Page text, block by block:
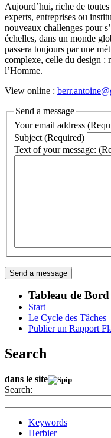
Aujourd’hui, riche de
experts, entreprises ou
nouveaux challenges pour
échelles, dans un monde
passera toujours par une
complexe, celle du design :
l’Homme.
View online :
Send a message
Your email address
Subject (Required)
Text of your message:
Tableau de Bord
Start
Le Cycle des Tâches
Publier un Rapport
Search
dans le site
Search:
Keywords
Herbier